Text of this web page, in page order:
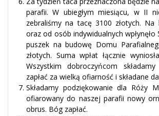
parafii. W ubiegłym miesiącu, w II
zebraliśmy na tacę 3100 złotych. Na
oraz od osób indywidualnych wpłynęło
puszek na budowę Domu
złotych. Suma wpłat łącznie
Wszystkim dobroczyńcom
zapłać za wielką ofiarność i składane
Składamy podziękowanie dla Róży
ofiarowany do naszej parafii nowy
obrus. Bóg zapłać.